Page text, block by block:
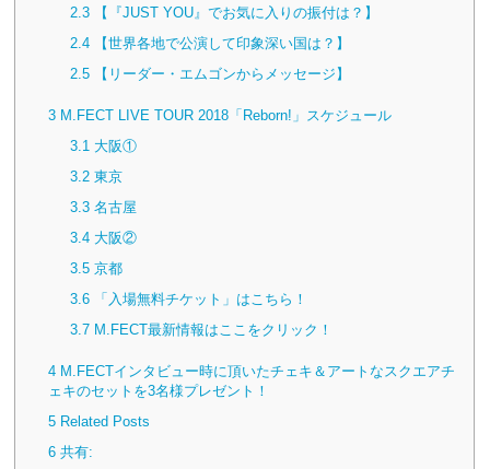
2.3 【『JUST YOU』でお気に入りの振付は？】
2.4 【世界各地で公演して印象深い国は？】
2.5 【リーダー・エムゴンからメッセージ】
3 M.FECT LIVE TOUR 2018「Reborn!」スケジュール
3.1 大阪①
3.2 東京
3.3 名古屋
3.4 大阪②
3.5 京都
3.6 「入場無料チケット」はこちら！
3.7 M.FECT最新情報はここをクリック！
4 M.FECTインタビュー時に頂いたチェキ＆アートなスクエアチ
ェキのセットを3名様プレゼント！
5 Related Posts
6 共有: